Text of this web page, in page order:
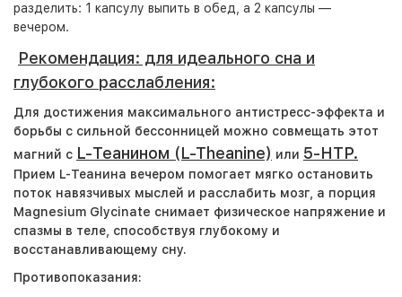
разделить: 1 капсулу выпить в обед, а 2 капсулы —
вечером.
Рекомендация: для идеального сна и
глубокого расслабления:
Для достижения максимального антистресс-эффекта и
борьбы с сильной бессонницей можно совмещать этот
магний с L-Теанином (L-Theanine) или 5-HTP.
Прием L-Теанина вечером помогает мягко остановить
поток навязчивых мыслей и расслабить мозг, а порция
Magnesium Glycinate снимает физическое напряжение и
спазмы в теле, способствуя глубокому и
восстанавливающему сну.
Противопоказания: